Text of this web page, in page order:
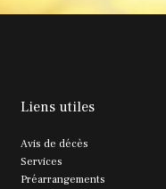
Liens utiles
Avis de décès
Services
Préarrangements